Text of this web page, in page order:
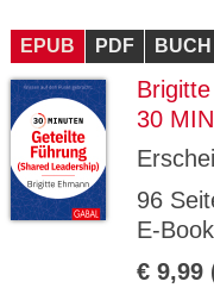
EPUB PDF BUCH
30
96
E-
€ 9,99